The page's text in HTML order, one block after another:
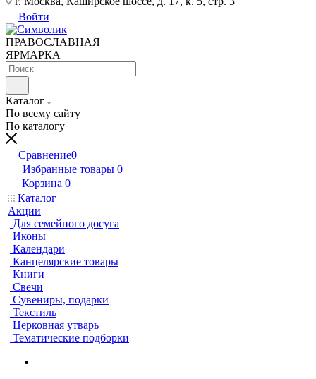
Войти
ПРАВОСЛАВНАЯ
ЯРМАРКА
Каталог
По всему сайту
По каталогу
Сравнение0
Избранные товары 0
Корзина 0
Каталог
Акции
Для семейного досуга
Иконы
Календари
Канцелярские товары
Книги
Свечи
Сувениры, подарки
Текстиль
Церковная утварь
Тематические подборки